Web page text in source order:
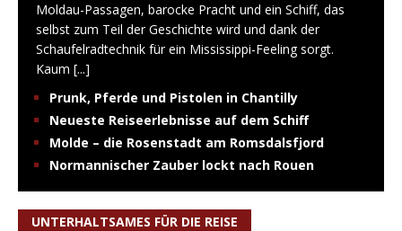
Moldau-Passagen, barocke Pracht und ein Schiff, das
selbst zum Teil der Geschichte wird und dank der
Schaufelradtechnik für ein Mississippi-Feeling sorgt.
Kaum [...]
Prunk, Pferde und Pistolen in Chantilly
Neueste Reiseerlebnisse auf dem Schiff
Molde – die Rosenstadt am Romsdalsfjord
Normannischer Zauber lockt nach Rouen
UNTERHALTSAMES FÜR DIE REISE